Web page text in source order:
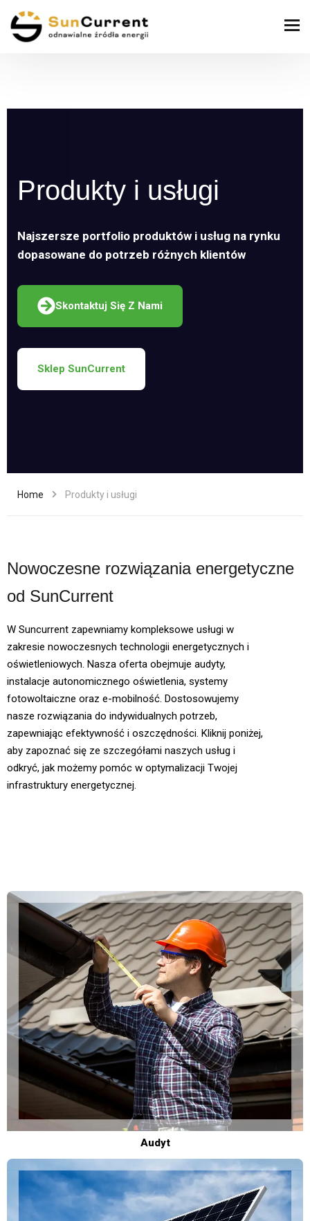
Produkty i usługi
Najszersze portfolio produktów i usług na rynku
dopasowane do potrzeb różnych klientów
Skontaktuj Się Z Nami
Sklep SunCurrent
Home Produkty i usługi
Nowoczesne rozwiązania energetyczne
od SunCurrent
W Suncurrent zapewniamy kompleksowe usługi w
zakresie nowoczesnych technologii energetycznych i
oświetleniowych. Nasza oferta obejmuje audyty,
instalacje autonomicznego oświetlenia, systemy
fotowoltaiczne oraz e-mobilność. Dostosowujemy
nasze rozwiązania do indywidualnych potrzeb,
zapewniając efektywność i oszczędności. Kliknij poniżej,
aby zapoznać się ze szczegółami naszych usług i
odkryć, jak możemy pomóc w optymalizacji Twojej
infrastruktury energetycznej.
Audyt